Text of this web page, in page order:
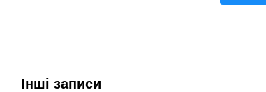
Інші записи